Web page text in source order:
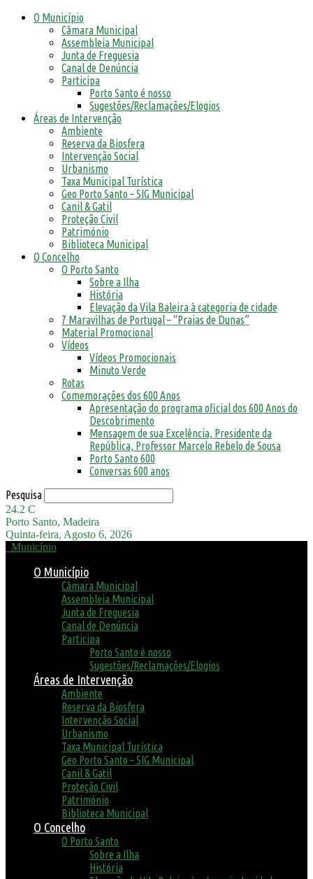
O Município
Câmara Municipal
Assembleia Municipal
Junta de Freguesia
Canal de Denúncia
Participa
Porto Santo é nosso
Sugestões/Reclamações/Elogios
Áreas de Intervenção
Ambiente
Reserva da Biosfera
Intervenção Social
Urbanismo
Taxa Municipal Turística
Geo Porto Santo – SIG Municipal
Canil & Gatil
Proteção Civil
Património
Biblioteca Municipal
O Concelho
O Porto Santo
Sobre a Ilha
História
Elevação da Vila Baleira à categoria de cidade
7 Maravilhas de Portugal – “Praias de Dunas”
Material Promocional
Vídeos
Vídeos Promocionais
Minuto Verde
Rotas
Comemorações dos 600 Anos
Apresentação do programa oficial dos 600 Anos do
Descobrimento
Mensagem de sua Excelência, Presidente da
República, Professor Marcelo Rebelo de Sousa
Porto Santo 600
Conversas 600 anos
Pesquisa
24.2 C
Porto Santo, Madeira
Quinta-feira, Agosto 6, 2026
Município
O Município
Câmara Municipal
Assembleia Municipal
Junta de Freguesia
Canal de Denúncia
Participa
Porto Santo é nosso
Sugestões/Reclamações/Elogios
Áreas de Intervenção
Ambiente
Reserva da Biosfera
Intervenção Social
Urbanismo
Taxa Municipal Turística
Geo Porto Santo – SIG Municipal
Canil & Gatil
Proteção Civil
Património
Biblioteca Municipal
O Concelho
O Porto Santo
Sobre a Ilha
História